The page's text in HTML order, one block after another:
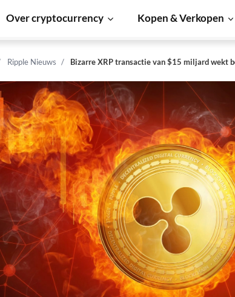
Over cryptocurrency Kopen & Verkopen
Ripple Nieuws Bizarre XRP transactie van $15 miljard wekt